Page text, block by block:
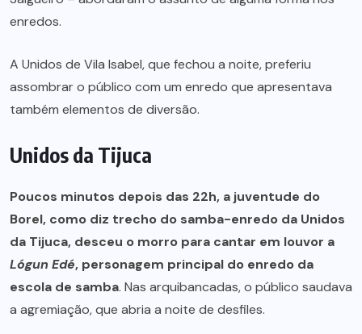
enredos.
A Unidos de Vila Isabel, que fechou a noite, preferiu
assombrar o público com um enredo que apresentava
também elementos de diversão.
Unidos da Tijuca
Poucos minutos depois das 22h, a juventude do
Borel, como diz trecho do samba-enredo da Unidos
da Tijuca, desceu o morro para cantar em louvor a
Lógun Edé, personagem principal do enredo da
escola de samba. Nas arquibancadas, o público saudava
a agremiação, que abria a noite de desfiles.